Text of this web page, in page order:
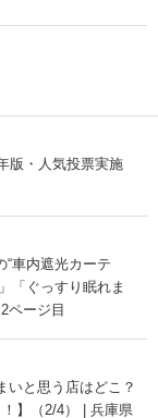
版・人気投票実施
車内遮光カーテ
「ぐっすり眠れま
ページ目
と思う店はどこ？
】（2/4） | 兵庫県